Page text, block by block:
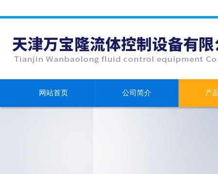
网站首页 公司简介 产